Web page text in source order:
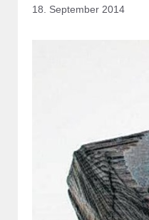
18. September 2014